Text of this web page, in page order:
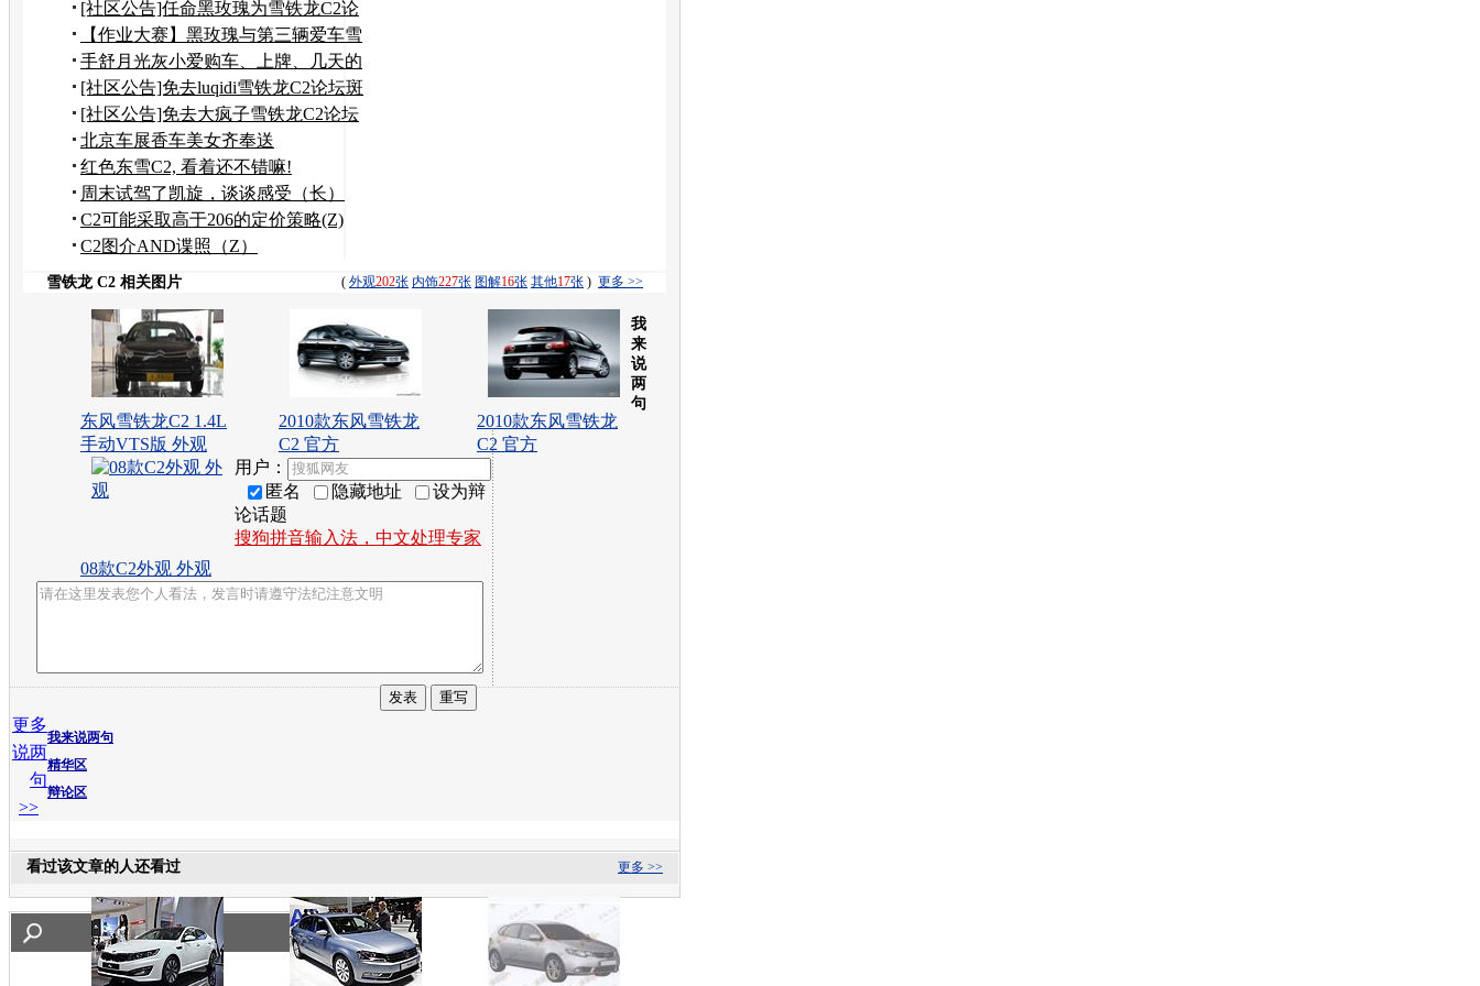
[社区公告]任命黑玫瑰为雪铁龙C2论
坛斑竹
【作业大赛】黑玫瑰与第三辆爱车雪
铁龙C2
手舒月光灰小爱购车、上牌、几天的
行车作业
[社区公告]免去luqidi雪铁龙C2论坛斑
竹职务
[社区公告]免去大疯子雪铁龙C2论坛
斑竹职务
北京车展香车美女齐奉送
红色东雪C2, 看着还不错嘛!
周末试驾了凯旋，谈谈感受（长）
C2可能采取高于206的定价策略(Z)
C2图介AND谍照（Z）
( 外观202张 内饰227张 图解16张 其他17张 ) 更多 >>
雪铁龙 C2 相关图片
东风雪铁龙C2 1.4L
手动VTS版 外观
2010款东风雪铁龙
C2 官方
2010款东风雪铁龙
C2 官方
08款C2外观 外观
我
来
说
两
句
用户：
匿名
隐藏地址
设为辩
论话题
搜狗拼音输入法，中文处理专家
我来说两句
精华区
辩论区
更多
说两
句
>>
更多 >>
看过该文章的人还看过